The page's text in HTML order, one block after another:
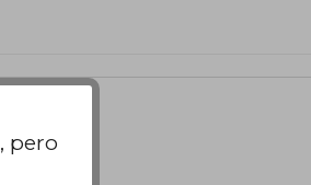
, pero